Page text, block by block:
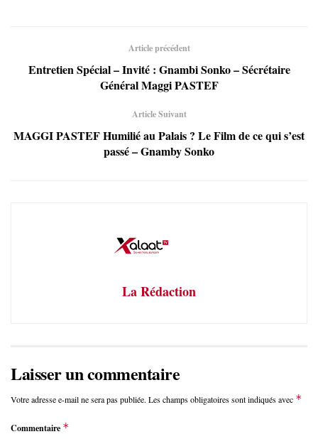
Article précédent
Entretien Spécial – Invité : Gnambi Sonko – Sécrétaire
Général Maggi PASTEF
Article Suivant
MAGGI PASTEF Humilié au Palais ? Le Film de ce qui s’est
passé – Gnamby Sonko
La Rédaction
Laisser un commentaire
Votre adresse e-mail ne sera pas publiée. Les champs obligatoires sont indiqués avec *
Commentaire *